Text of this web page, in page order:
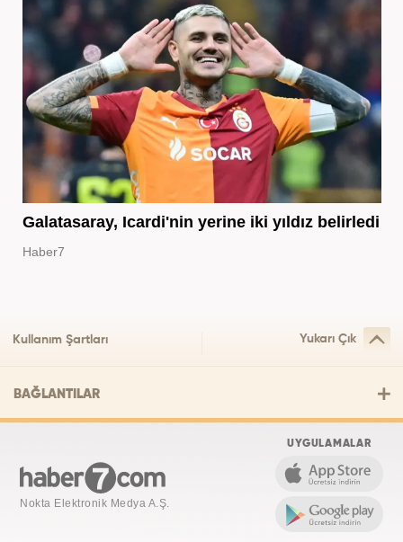
Galatasaray, Icardi'nin yerine iki yıldız belirledi
Haber7
Kullanım Şartları Yukarı Çık
BAĞLANTILAR
Nokta Elektronik Medya A.Ş.
UYGULAMALAR